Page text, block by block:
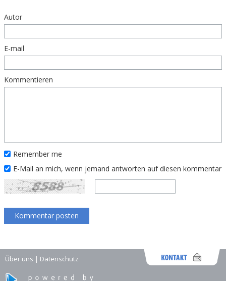
Autor
E-mail
Kommentieren
Remember me
E-Mail an mich, wenn jemand antworten auf diesen kommentar
Über uns | Datenschutz